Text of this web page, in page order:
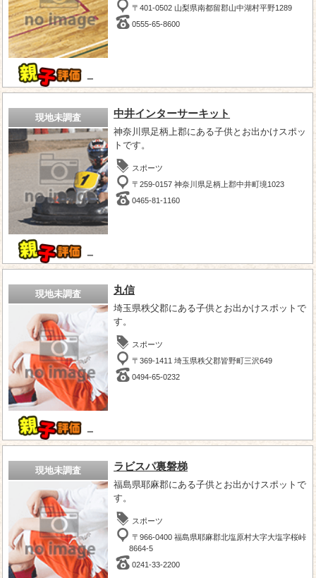
－
〒401-0502 山梨県南都留郡山中湖村平野1289
0555-65-8600
現地未調査
－
中井インターサーキット
神奈川県足柄上郡にある子供とお出かけスポッ
トです。
スポーツ
〒259-0157 神奈川県足柄上郡中井町境1023
0465-81-1160
現地未調査
－
丸信
埼玉県秩父郡にある子供とお出かけスポットで
す。
スポーツ
〒369-1411 埼玉県秩父郡皆野町三沢649
0494-65-0232
現地未調査 ラビスパ裏磐梯
福島県耶麻郡にある子供とお出かけスポットで
す。
スポーツ
〒966-0400 福島県耶麻郡北塩原村大字大塩字桜峠
8664-5
0241-33-2200